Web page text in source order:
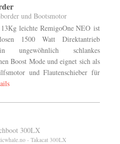
leichte RemigoOne NEO ist
1500 Watt Direktantrieb
ungewöhnlich schlankes
Boost Mode und eignet sich als
und Flautenschieber für
- Takacat 300LX